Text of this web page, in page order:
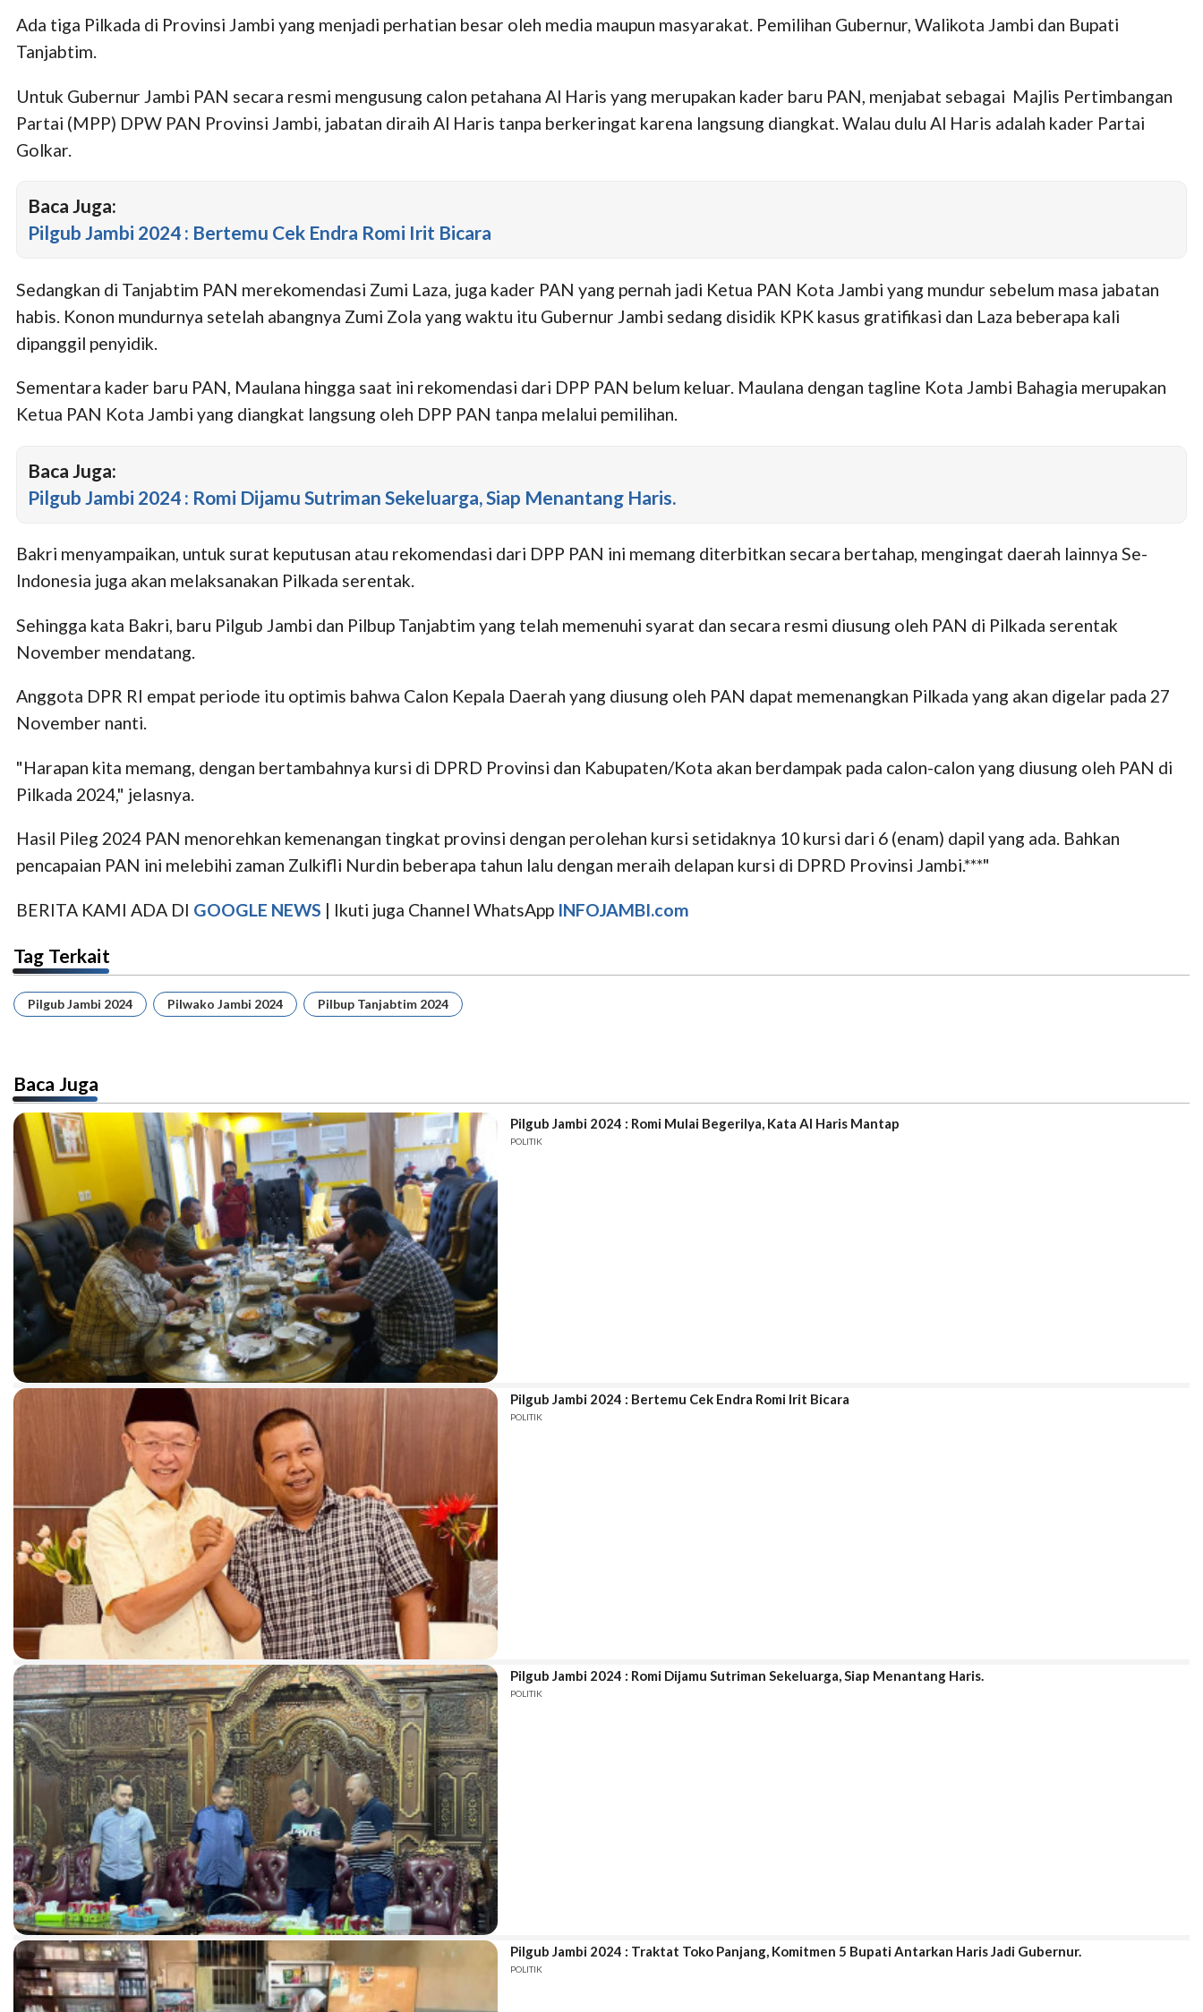
Ada tiga Pilkada di Provinsi Jambi yang menjadi perhatian besar oleh media maupun masyarakat. Pemilihan Gubernur, Walikota Jambi dan Bupati
Tanjabtim.
Untuk Gubernur Jambi PAN secara resmi mengusung calon petahana Al Haris yang merupakan kader baru PAN, menjabat sebagai Majlis Pertimbangan
Partai (MPP) DPW PAN Provinsi Jambi, jabatan diraih Al Haris tanpa berkeringat karena langsung diangkat. Walau dulu Al Haris adalah kader Partai
Golkar.
Baca Juga:
Pilgub Jambi 2024 : Bertemu Cek Endra Romi Irit Bicara
Sedangkan di Tanjabtim PAN merekomendasi Zumi Laza, juga kader PAN yang pernah jadi Ketua PAN Kota Jambi yang mundur sebelum masa jabatan
habis. Konon mundurnya setelah abangnya Zumi Zola yang waktu itu Gubernur Jambi sedang disidik KPK kasus gratifikasi dan Laza beberapa kali
dipanggil penyidik.
Sementara kader baru PAN, Maulana hingga saat ini rekomendasi dari DPP PAN belum keluar. Maulana dengan tagline Kota Jambi Bahagia merupakan
Ketua PAN Kota Jambi yang diangkat langsung oleh DPP PAN tanpa melalui pemilihan.
Baca Juga:
Pilgub Jambi 2024 : Romi Dijamu Sutriman Sekeluarga, Siap Menantang Haris.
Bakri menyampaikan, untuk surat keputusan atau rekomendasi dari DPP PAN ini memang diterbitkan secara bertahap, mengingat daerah lainnya Se-
Indonesia juga akan melaksanakan Pilkada serentak.
Sehingga kata Bakri, baru Pilgub Jambi dan Pilbup Tanjabtim yang telah memenuhi syarat dan secara resmi diusung oleh PAN di Pilkada serentak
November mendatang.
Anggota DPR RI empat periode itu optimis bahwa Calon Kepala Daerah yang diusung oleh PAN dapat memenangkan Pilkada yang akan digelar pada 27
November nanti.
"Harapan kita memang, dengan bertambahnya kursi di DPRD Provinsi dan Kabupaten/Kota akan berdampak pada calon-calon yang diusung oleh PAN di
Pilkada 2024," jelasnya.
Hasil Pileg 2024 PAN menorehkan kemenangan tingkat provinsi dengan perolehan kursi setidaknya 10 kursi dari 6 (enam) dapil yang ada. Bahkan
pencapaian PAN ini melebihi zaman Zulkifli Nurdin beberapa tahun lalu dengan meraih delapan kursi di DPRD Provinsi Jambi.***"
BERITA KAMI ADA DI GOOGLE NEWS | Ikuti juga Channel WhatsApp INFOJAMBI.com
Tag Terkait
Pilgub Jambi 2024 Pilwako Jambi 2024 Pilbup Tanjabtim 2024
Baca Juga
Pilgub Jambi 2024 : Romi Mulai Begerilya, Kata Al Haris Mantap
POLITIK
Pilgub Jambi 2024 : Bertemu Cek Endra Romi Irit Bicara
POLITIK
Pilgub Jambi 2024 : Romi Dijamu Sutriman Sekeluarga, Siap Menantang Haris.
POLITIK
Pilgub Jambi 2024 : Traktat Toko Panjang, Komitmen 5 Bupati Antarkan Haris Jadi Gubernur.
POLITIK